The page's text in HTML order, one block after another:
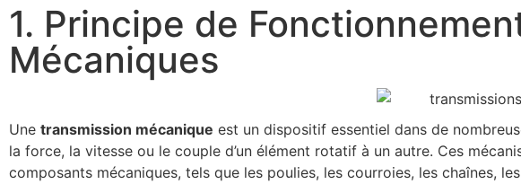
1. Principe de
Mécaniques
Une transmission mécanique est un dispositif essentiel dans de
la force, la vitesse ou le couple d’un élément rotatif à un autre. Ces
composants mécaniques, tels que les poulies, les courroies, les chaînes,